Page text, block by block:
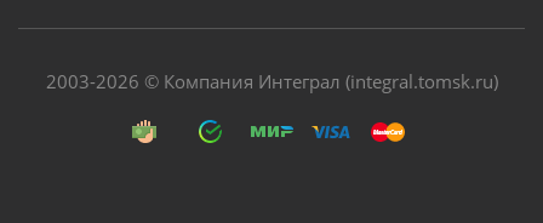
2003-2026 © Компания Интеграл (integral.tomsk.ru)